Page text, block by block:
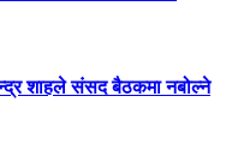
शाहले संसद बैठकमा नबोल्ने